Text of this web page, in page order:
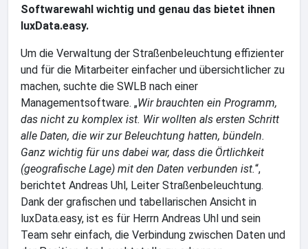
Softwarewahl wichtig und genau das bietet ihnen
luxData.easy.
Um die Verwaltung der Straßenbeleuchtung effizienter
und für die Mitarbeiter einfacher und übersichtlicher zu
machen, suchte die SWLB nach einer
Managementsoftware. „Wir brauchten ein Programm,
das nicht zu komplex ist. Wir wollten als ersten Schritt
alle Daten, die wir zur Beleuchtung hatten, bündeln.
Ganz wichtig für uns dabei war, dass die Örtlichkeit
(geografische Lage) mit den Daten verbunden ist.“,
berichtet Andreas Uhl, Leiter Straßenbeleuchtung.
Dank der grafischen und tabellarischen Ansicht in
luxData.easy, ist es für Herrn Andreas Uhl und sein
Team sehr einfach, die Verbindung zwischen Daten und